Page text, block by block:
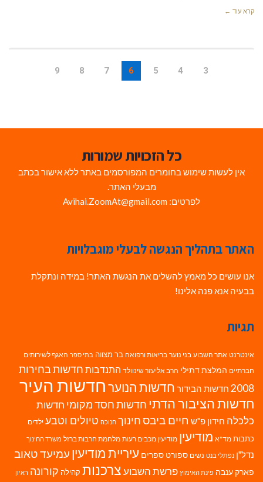
קרא עוד ←
3
4
5
6
7
8
9
כל הזכויות שמורות
אין לעשות שימוש בחומרים המפורסמים באתר ללא אישור בכתב
מבעלי האתר.
לפרטים: Avihai.ZoomAt@gmail.com
האתר בתהליך הנגשה לבעלי מוגבלויות
אנו עושים כל מאמץ להשלים את הנגשת האתר! במידה ונתקלת
בבעיה אנא פנה אלינו!
תגיות
אינטרנט אתר השבוע בני נוער בריאות ורפואה בר מצווה בתי ספר האגף לשירותים
חברתיים המלצת דתילי הרב אליעזר שינוולד התנדבות חדשות בחירות
2008 חדשות הבידור חדשות הנוערחדשות העיר
חדשות הציבור הדתי חדשות חסד מקומי חדשות
כלכלה חידון פ"ש חיים ביבסחינוך חנוכה טיולים וטבע ילדים
כתבות מד"א מודיעין מודיעין מכבים רעות מלחמת חרבות ברזל משרד החינוך
נדל"ן נפתלי בנט נשים ספורט ספרים עיריית מודיעין עמיעד טאוב
פארק ענבה פינת האימוץ פרשת השבועצרכנות קהילה קורונה ראיון